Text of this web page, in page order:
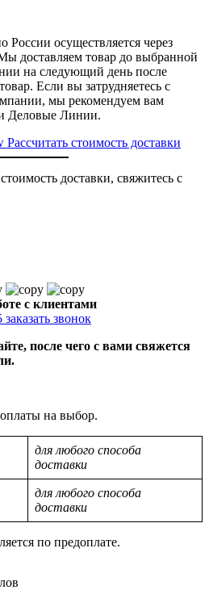
России осуществляется через
доставляем товар до выбранной
на следующий день после
Если вы затрудняетесь с
мы рекомендуем вам
Деловые Линии.
Рассчитать стоимость доставки
доставки, свяжитесь с
с клиентами
заказать звонок
после чего с вами свяжется
на выбор.
для любого способа
доставки
для любого способа
доставки
по предоплате.